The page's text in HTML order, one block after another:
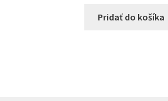
Pridať do košíka